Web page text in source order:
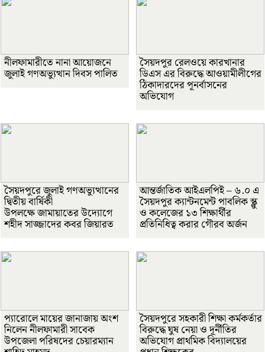
নীলফামারীতে নানা আয়োজনে
জুলাই গণঅভ্যুত্থান দিবস পালিত
সৈয়দপুর রেলওয়ে কারখানার
ডিএস এর বিরুদ্ধে আওয়ামীলীগের
ঠিকাদারদের পূনর্বাসনের
অভিযোগ
সৈয়দপুরে জুলাই গণঅভ্যুত্থানের
দ্বিতীয় বার্ষিকী
উপলক্ষে জামায়াতের উদ্যোগে
শহীদ সাজ্জাদের কবর জিয়ারত
আন্তর্জাতিক আইএলপিই – ৬.০ এ
সৈয়দপুর ক্যান্টনমেন্ট পাবলিক স্ক্লু
ও কলেজের ১৩ শিক্ষার্থীর
প্রতিনিধিত্ব করার গৌরব অর্জন
প্যারোলে মায়ের জানাজায় অংশ
নিলেন নীলফামারী সাবেক
উপজেলা পরিষদের চেয়ারম্যান
সৈয়দপুরে সহকারী শিক্ষা কর্মকর্তার
বিরুদ্ধে ঘুষ নেয়া ও দূর্নীতির
অভিযোগ প্রাথমিক বিদ্যালয়ের